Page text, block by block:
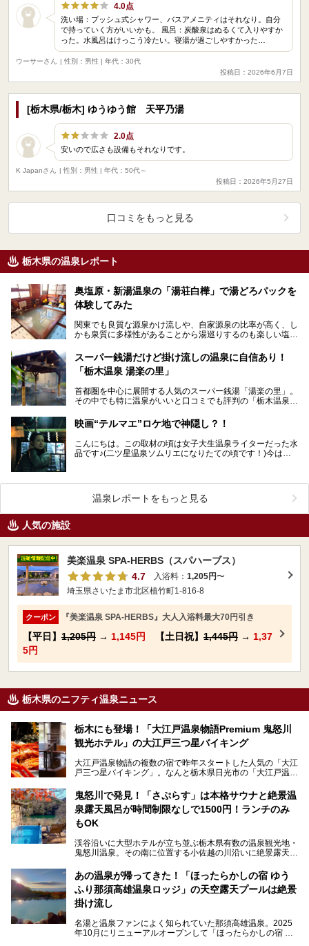
4.0点
洗い場：プッシュ式シャワー、バスアメニティはそれなり。自分
で持っていく方がいいかも。 風呂：炭酸泉はぬるくて入りやすか
った。水風呂はけっこう冷たい。寝湯が過ごしやすかった…
ウーサーさん
| 性別：男性 | 年代：30代
投稿日：2026年6月7日
[栃木県/栃木] ゆうゆう館 天平乃湯
2.0点
安いので広さも設備もそれなりです。
K Japanさん
| 性別：男性 | 年代：50代～
投稿日：2026年5月27日
口コミをもっと見る
栃木県の温泉レポート
奥塩原・新湯温泉の「湯荘白樺」で湯どろパックを
体験してみた
関東でも良質な源泉かけ流しや、自家源泉の比率が高く、し
かも泉質に多様性があることから湯巡りするのも楽しい塩原
スーパー銭湯だけど掛け流しの温泉に自信あり！
「栃木温泉 湯楽の里」
首都圏を中心に展開する人気のスーパー銭湯「湯楽の里」。
その中でも特に温泉がいいと口コミでも評判の「栃木温泉
映画“テルマエ”ロケ地で神隠し？！
こんにちは。この取材の頃は女子大生温泉ライターだった水
品です♪(二ツ星温泉ソムリエになりたての頃です！)今はも
温泉レポートをもっと見る
人気の施設
美楽温泉 SPA-HERBS（スパハーブス）
4.7
入浴料： 1,205円〜
埼玉県さいたま市北区植竹町1-816-8
クーポン 『美楽温泉 SPA-HERBS』大人入浴料最大70円引き
【平日】 1,205円 → 1,145円 【土日祝】 1,445円 → 1,37
5円
栃木県のニフティ温泉ニュース
栃木にも登場！「大江戸温泉物語Premium 鬼怒川
観光ホテル」の大江戸三つ星バイキング
大江戸温泉物語の複数の宿で昨年スタートした人気の「大江
戸三つ星バイキング」。なんと栃木県日光市の「大江戸温泉
ここは首都圏から1泊で行きやすい鬼怒川温泉の渓流沿いに
建つホテルで、バイキングの他にも天然温泉の大浴場とサウ
ナ、フリーフローサービスのラウンジなど館内で楽しめるス
ポットがたくさんあり、3世代旅行やグループ旅行にもぴっ
たり。
そんな「大江戸温泉物語Premium 鬼怒川観光ホテル」の魅
力を詳しく紹介しちゃいます。
───
提供元：大江戸温泉物語ホテルズ＆リゾーツ株式会社【P
R】
この記事は大江戸温泉物語Premium 鬼怒川観光ホテルのPR
記事です。
鬼怒川で発見！「さぷらす」は本格サウナと絶景温
泉露天風呂が時間制限なしで1500円！ランチのみ
もOK
渓谷沿いに大型ホテルが立ち並ぶ栃木県有数の温泉観光地・
鬼怒川温泉。その南に位置する小佐越の川沿いに絶景露天風
こだわりのサウナ、掛け流しの水風呂、天然温泉の露天風
呂、食事処、休憩室など備えて、決して大規模施設ではあり
ませんが、鬼怒川温泉観光の行き帰りに、はたまたサウナで
一日リフレッシュするための目的地に！ぜひオススメしたい
スポットです。時間制限も無いので1人1,500円でひがな一
日サウナや温泉を楽しんでお昼も食べてごろごろできちゃい
ますよ。
あの温泉が帰ってきた！「ほったらかしの宿 ゆう
ふり那須高雄温泉ロッジ」の天空露天プールは絶景
掛け流し
名湯と温泉ファンによく知られていた那須高雄温泉。2025
年10月にリニューアルオープンして「ほったらかしの宿 ゆ